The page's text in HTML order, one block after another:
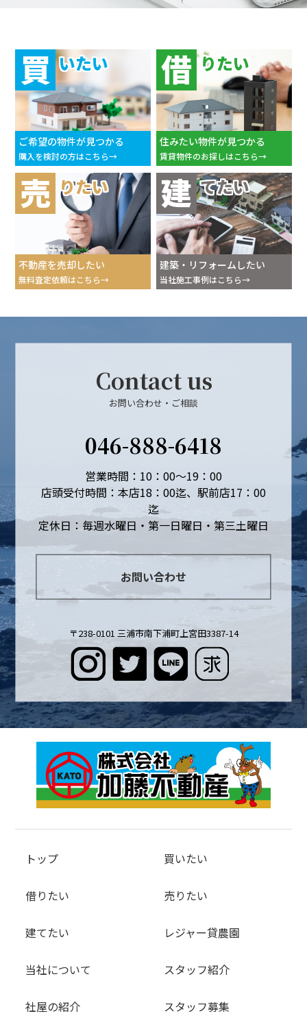
買 いたい
ご希望の物件が見つかる
購入を検討の方はこちら
借 りたい
住みたい物件が見つかる
賃貸物件のお探しはこちら
売 りたい
不動産を売却したい
無料査定依頼はこちら
建 てたい
建築・リフォームしたい
当社施工事例はこちら
Contact us
お問い合わせ・ご相談
046-888-6418
営業時間：10：00～19：00
店頭受付時間：本店18：00迄、駅前店17：00
迄
定休日：毎週水曜日・第一日曜日・第三土曜日
お問い合わせ
〒238-0101 三浦市南下浦町上宮田3387-14
トップ 買いたい
借りたい 売りたい
建てたい レジャー貸農園
当社について スタッフ紹介
社屋の紹介 スタッフ募集